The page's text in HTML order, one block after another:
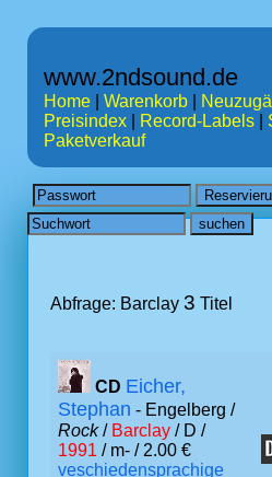
www.2ndsound.de
Home Warenkorb
Preisindex
Record-Labels
Paketverkauf
Abfrage: Barclay 3 Titel
CD Eicher,
Stephan - Engelberg /
Rock/ Barclay / D /
1991 / m- / 2.00 €
veschiedensprachige